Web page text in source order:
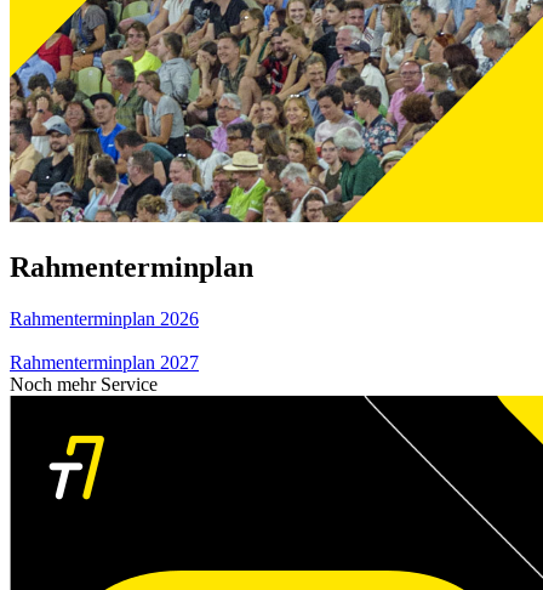
Rahmenterminplan
Rahmenterminplan 2026
Rahmenterminplan 2027
Noch mehr Service